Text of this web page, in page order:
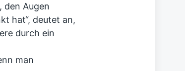
den Augen
hat“, deutet an,
durch ein
man